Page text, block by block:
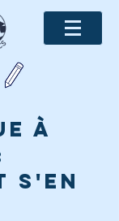
à
s'en